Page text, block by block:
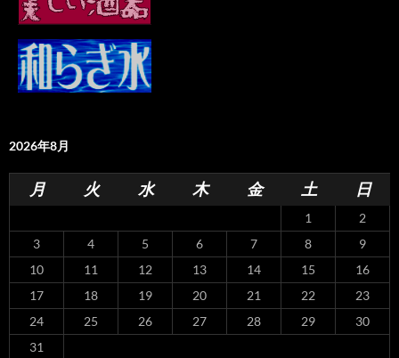
2026年8月
月 火 水 木 金 土 日
1
2
3
4 5 6 7 8
9
10
11 12 13 14 15
16
17
18 19 20 21 22
23
24
25 26 27 28 29
30
31